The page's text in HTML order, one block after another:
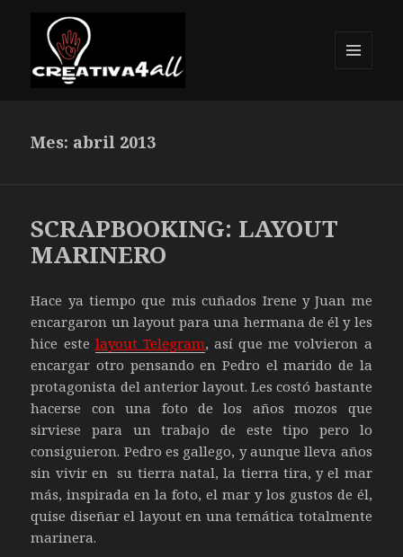
Mes: abril 2013
SCRAPBOOKING: LAYOUT
MARINERO
Hace ya tiempo que mis cuñados Irene y Juan me
encargaron un layout para una hermana de él y les
hice este layout Telegram, así que me volvieron a
encargar otro pensando en Pedro el marido de la
protagonista del anterior layout. Les costó bastante
hacerse con una foto de los años mozos que
sirviese para un trabajo de este tipo pero lo
consiguieron. Pedro es gallego, y aunque lleva años
sin vivir en su tierra natal, la tierra tira, y el mar
más, inspirada en la foto, el mar y los gustos de él,
quise diseñar el layout en una temática totalmente
marinera.